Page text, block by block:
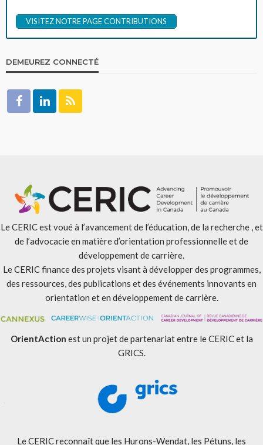
VISITEZ NOTRE PAGE CONTRIBUTIONS
DEMEUREZ CONNECTÉ
Le CERIC est voué à l’avancement de l’éducation, de la recherche , et
de l’advocacie en matière d’orientation professionnelle et de
développement de carrière.
Le CERIC finance des projets visant à développer des programmes,
des ressources, des publications et des événements innovants en
orientation et en développement de carrière.
OrientAction est un projet de partenariat entre le CERIC et la
GRICS.
Le CERIC reconnaît que les Hurons-Wendat, les Pétuns, les